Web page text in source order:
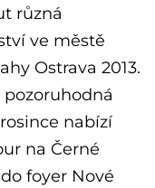
různá
ve městě
Ostrava 2013.
pozoruhodná
nabízí
na Černé
foyer Nové